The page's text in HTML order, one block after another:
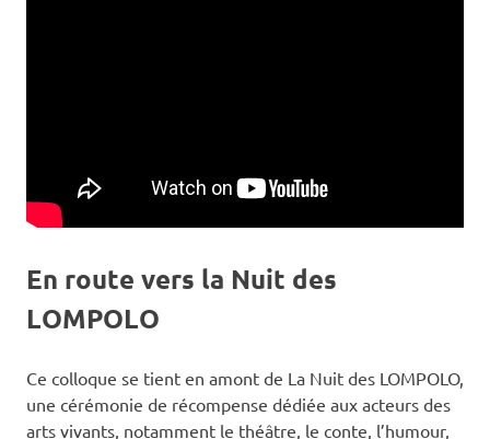
En route vers la Nuit des
LOMPOLO
Ce colloque se tient en amont de La Nuit des LOMPOLO,
une cérémonie de récompense dédiée aux acteurs des
arts vivants, notamment le théâtre, le conte, l’humour,